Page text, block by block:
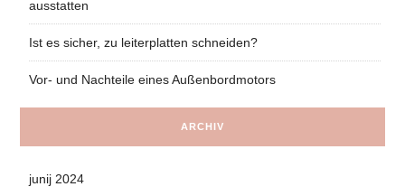
ausstatten
Ist es sicher, zu leiterplatten schneiden?
Vor- und Nachteile eines Außenbordmotors
ARCHIV
junij 2024